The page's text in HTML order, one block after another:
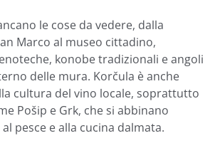
le cose da vedere, dalla
Marco al museo cittadino,
konobe tradizionali e angoli
delle mura. Korčula è anche
cultura del vino locale, soprattutto
Pošip e Grk, che si abbinano
pesce e alla cucina dalmata.